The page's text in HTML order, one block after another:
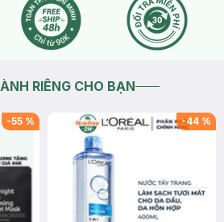
RIÊNG CHO BẠN
-55 % -44 %